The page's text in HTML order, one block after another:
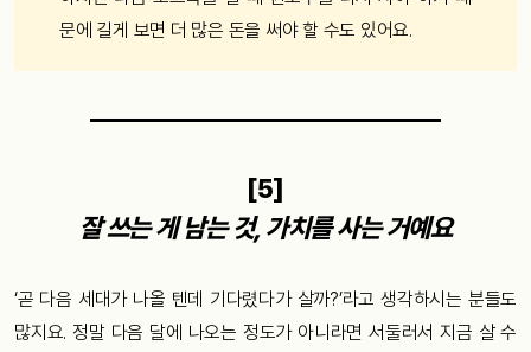
문에 길게 보면 더 많은 돈을 써야 할 수도 있어요.
[5]
잘 쓰는 게 남는 것, 가치를 사는 거예요
‘곧 다음 세대가 나올 텐데 기다렸다가 살까?’라고 생각하시는 분들도
많지요. 정말 다음 달에 나오는 정도가 아니라면 서둘러서 지금 살 수